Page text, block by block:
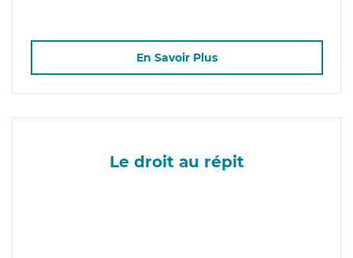
En Savoir Plus
Le droit au répit